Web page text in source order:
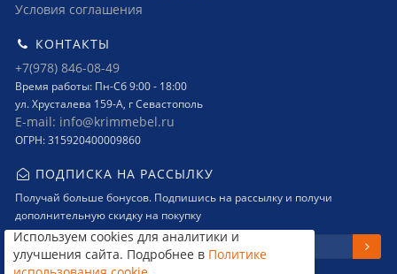
Используем cookies для аналитики и
улучшения сайта. Подробнее в Политике
Условия соглашения
КОНТАКТЫ
+7(978) 846-08-49
Время работы: Пн-Сб 9:00 - 18:00
ул. Хрусталева 159-А, г Севастополь
E-mail: info@krimmebel.ru
ОГРН: 315920400009860
ПОДПИСКА НА РАССЫЛКУ
Получай больше бонусов. Подпишись на рассылку и получи
дополнительную скидку на покупку